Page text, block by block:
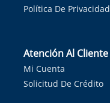
Política De Privacidad
Atención Al Cliente
Mi Cuenta
Solicitud De Crédito